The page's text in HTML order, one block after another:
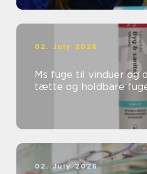
02. July 2026
Ms fuge til vinduer og
tætte og holdbare
02. July 2026